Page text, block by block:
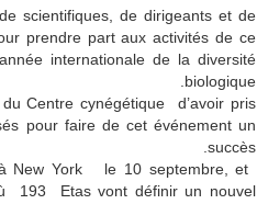
scientifiques, de dirigeants et de
prendre part aux activités de ce
internationale de la diversité
biologique.
Centre cynégétique d’avoir pris
pour faire de cet événement un
succès.
New York le 10 septembre, et
193 Etas vont définir un nouvel